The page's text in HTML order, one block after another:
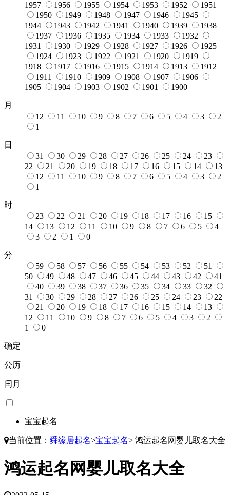
1957
1956 1955 1954 1953 1952
1951
1950
1949 1948 1947 1946
1945
1944
1943 1942 1941 1940 1939
1938
1937
1936 1935 1934 1933
1932
1931
1930 1929 1928 1927 1926
1925
1924
1923 1922 1921 1920
1919
1918
1917 1916 1915 1914 1913
1912
1911
1910 1909 1908 1907
1906
1905
1904 1903 1902 1901 1900
月
12
11 10 9 8 7 6 5 4 3
2
1
日
31
30 29 28 27 26 25 24
23
22
21 20 19 18 17 16 15 14
13
12
11 10 9 8 7 6 5 4 3
2
1
时
23
22 21 20 19 18 17 16
15
14
13 12 11 10 9 8 7 6 5
4
3
2 1 0
分
59
58 57 56 55 54 53 52
51
50
49 48 47 46 45 44 43 42
41
40
39 38 37 36 35 34 33
32
31
30 29 28 27 26 25 24 23
22
21
20 19 18 17 16 15 14
13
12
11 10 9 8 7 6 5 4 3
2
1
0
确定
公历
闰月
宝宝起名
当前位置： 舜缘居起名>宝宝起名> 鸿运起名网婴儿取名大全
鸿运起名网婴儿取名大全